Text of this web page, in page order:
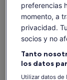
Guía
Recogida
Trajes
Café, té y
preferencias
momento, a
privacidad.
socios y no
Tanto
los datos
Utilizar datos de